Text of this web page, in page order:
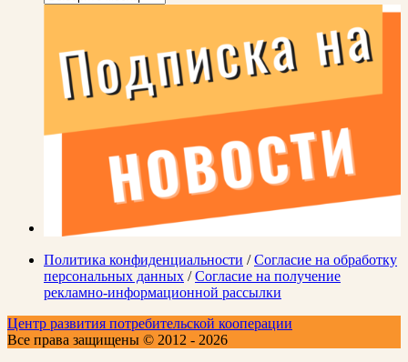
Политика конфиденциальности /Согласие на обработку
персональных данных /Согласие на получение
рекламно-информационной рассылки
Центр развития потребительской кооперации
Все права защищены © 2012 - 2026